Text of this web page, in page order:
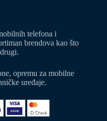
telefona i
brendova kao što
opremu za mobilne
uređaje.